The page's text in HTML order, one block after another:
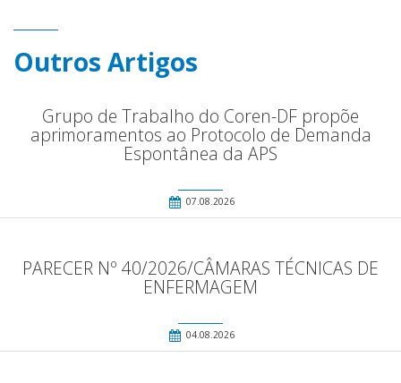
Outros Artigos
Grupo de Trabalho do Coren-DF propõe
aprimoramentos ao Protocolo de Demanda
Espontânea da APS
07.08.2026
PARECER Nº 40/2026/CÂMARAS TÉCNICAS DE
ENFERMAGEM
04.08.2026